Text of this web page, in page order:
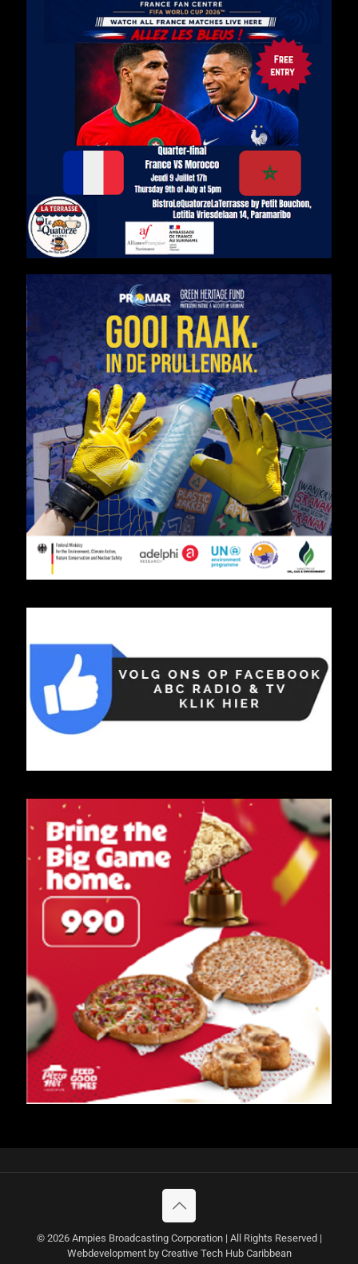
© 2026 Ampies Broadcasting Corporation | All Rights Reserved |
Webdevelopment by Creative Tech Hub Caribbean